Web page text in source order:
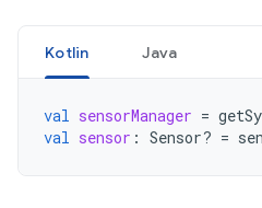
Kotlin Java
val sensorManager =
val sensor : Sensor? =